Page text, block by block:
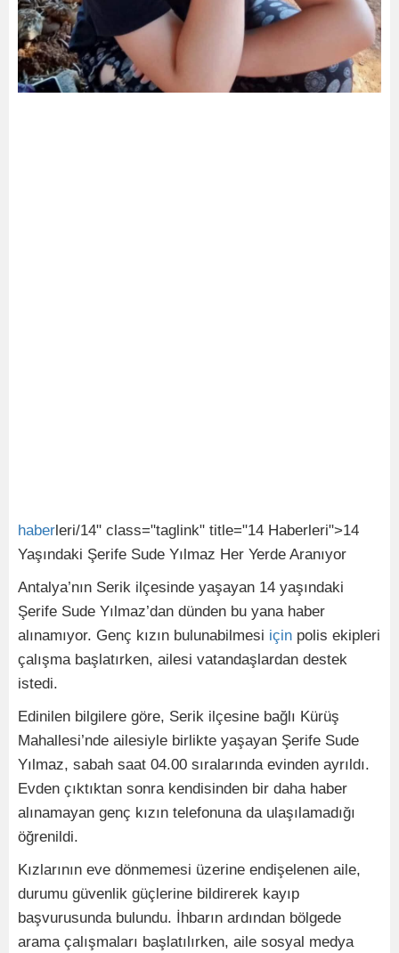
haberleri/14" class="taglink" title="14 Haberleri">14
Yaşındaki Şerife Sude Yılmaz Her Yerde Aranıyor
Antalya’nın Serik ilçesinde yaşayan 14 yaşındaki
Şerife Sude Yılmaz’dan dünden bu yana haber
alınamıyor. Genç kızın bulunabilmesi için polis ekipleri
çalışma başlatırken, ailesi vatandaşlardan destek
istedi.
Edinilen bilgilere göre, Serik ilçesine bağlı Kürüş
Mahallesi’nde ailesiyle birlikte yaşayan Şerife Sude
Yılmaz, sabah saat 04.00 sıralarında evinden ayrıldı.
Evden çıktıktan sonra kendisinden bir daha haber
alınamayan genç kızın telefonuna da ulaşılamadığı
öğrenildi.
Kızlarının eve dönmemesi üzerine endişelenen aile,
durumu güvenlik güçlerine bildirerek kayıp
başvurusunda bulundu. İhbarın ardından bölgede
arama çalışmaları başlatılırken, aile sosyal medya